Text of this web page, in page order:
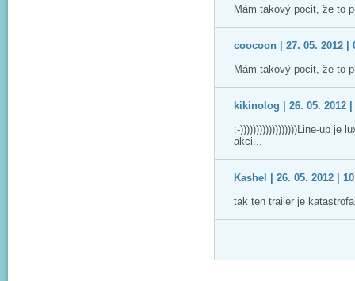
Mám takový pocit, že to
coocoon | 27. 05. 2012 |
Mám takový pocit, že to
kikinolog | 26. 05. 2012 |
:-))))))))))))))))))Line-up je
akci...
Kashel | 26. 05. 2012 |
tak ten trailer je